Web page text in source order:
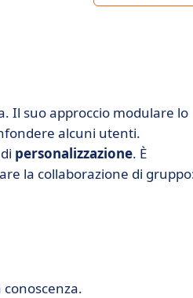
Il suo approccio modulare lo
alcuni utenti.
personalizzazione. È
la collaborazione di